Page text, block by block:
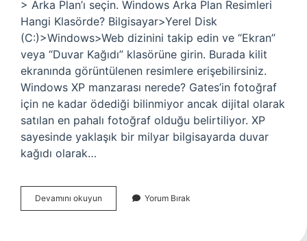
> Arka Plan’ı seçin. Windows Arka Plan Resimleri
Hangi Klasörde? Bilgisayar>Yerel Disk
(C:)>Windows>Web dizinini takip edin ve “Ekran”
veya “Duvar Kağıdı” klasörüne girin. Burada kilit
ekranında görüntülenen resimlere erişebilirsiniz.
Windows XP manzarası nerede? Gates’in fotoğraf
için ne kadar ödediği bilinmiyor ancak dijital olarak
satılan en pahalı fotoğraf olduğu belirtiliyor. XP
sayesinde yaklaşık bir milyar bilgisayarda duvar
kağıdı olarak…
Devamını okuyun Windows
Arka
Yorum Bırak